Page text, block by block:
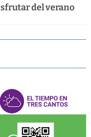
del verano